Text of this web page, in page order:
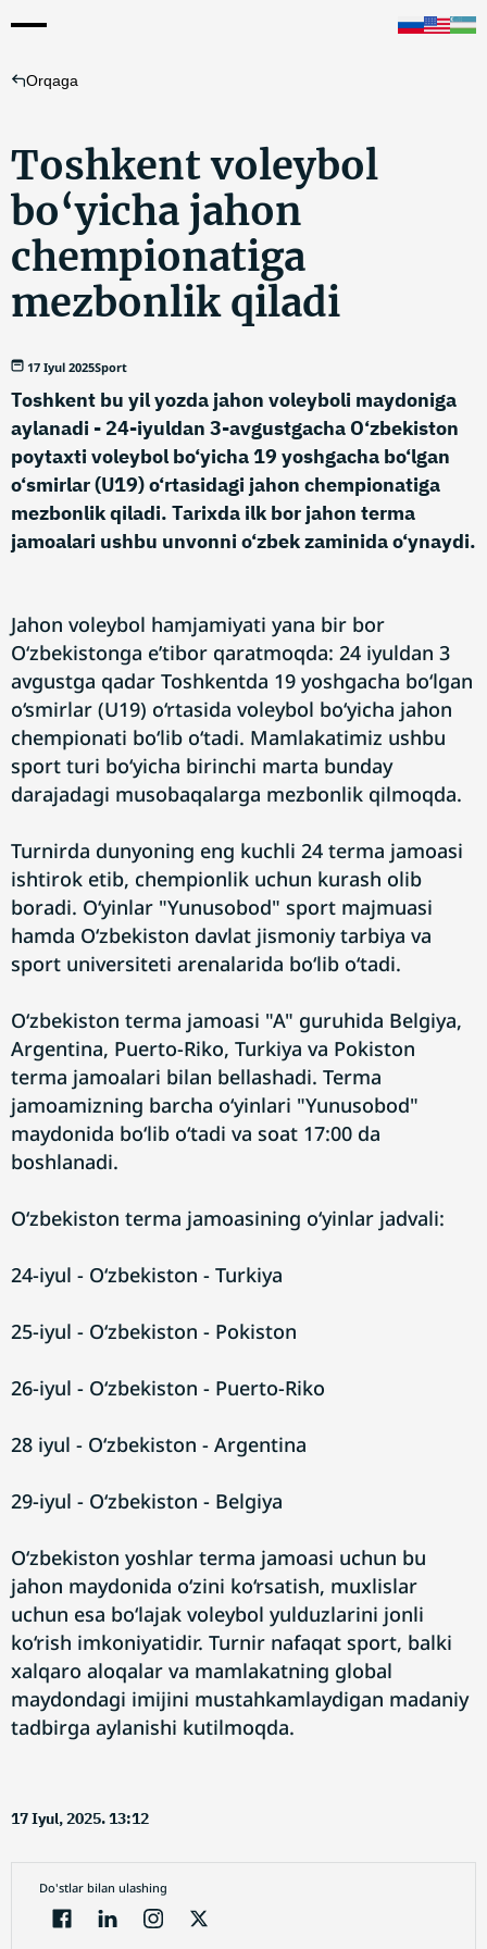
Orqaga
Toshkent voleybol
bo‘yicha jahon
chempionatiga
mezbonlik qiladi
17 Iyul 2025Sport
Toshkent bu yil yozda jahon voleyboli maydoniga
aylanadi - 24-iyuldan 3-avgustgacha O‘zbekiston
poytaxti voleybol bo‘yicha 19 yoshgacha bo‘lgan
o‘smirlar (U19) o‘rtasidagi jahon chempionatiga
mezbonlik qiladi. Tarixda ilk bor jahon terma
jamoalari ushbu unvonni o‘zbek zaminida o‘ynaydi.
Jahon voleybol hamjamiyati yana bir bor
O‘zbekistonga e’tibor qaratmoqda: 24 iyuldan 3
avgustga qadar Toshkentda 19 yoshgacha bo‘lgan
o‘smirlar (U19) o‘rtasida voleybol bo‘yicha jahon
chempionati bo‘lib o‘tadi. Mamlakatimiz ushbu
sport turi bo‘yicha birinchi marta bunday
darajadagi musobaqalarga mezbonlik qilmoqda.
Turnirda dunyoning eng kuchli 24 terma jamoasi
ishtirok etib, chempionlik uchun kurash olib
boradi. O‘yinlar "Yunusobod" sport majmuasi
hamda O‘zbekiston davlat jismoniy tarbiya va
sport universiteti arenalarida bo‘lib o‘tadi.
O‘zbekiston terma jamoasi "A" guruhida Belgiya,
Argentina, Puerto-Riko, Turkiya va Pokiston
terma jamoalari bilan bellashadi. Terma
jamoamizning barcha o‘yinlari "Yunusobod"
maydonida bo‘lib o‘tadi va soat 17:00 da
boshlanadi.
O‘zbekiston terma jamoasining o‘yinlar jadvali:
24-iyul - O‘zbekiston - Turkiya
25-iyul - O‘zbekiston - Pokiston
26-iyul - O‘zbekiston - Puerto-Riko
28 iyul - O‘zbekiston - Argentina
29-iyul - O‘zbekiston - Belgiya
O‘zbekiston yoshlar terma jamoasi uchun bu
jahon maydonida o‘zini ko‘rsatish, muxlislar
uchun esa bo‘lajak voleybol yulduzlarini jonli
ko‘rish imkoniyatidir. Turnir nafaqat sport, balki
xalqaro aloqalar va mamlakatning global
maydondagi imijini mustahkamlaydigan madaniy
tadbirga aylanishi kutilmoqda.
17 Iyul, 2025. 13:12
Do'stlar bilan ulashing